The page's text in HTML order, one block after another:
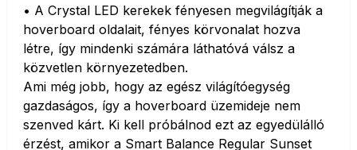
• A Crystal LED kerekek fényesen megvilágítják a
hoverboard oldalait, fényes körvonalat hozva
létre, így mindenki számára láthatóvá válsz a
közvetlen környezetedben.
Ami még jobb, hogy az egész világítóegység
gazdaságos, így a hoverboard üzemideje nem
szenved kárt. Ki kell próbálnod ezt az egyedülálló
érzést, amikor a Smart Balance Regular Sunset